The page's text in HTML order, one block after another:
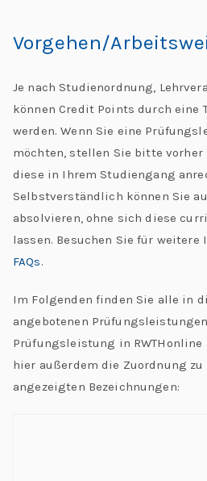
Vorgehen/
Je nach Studienordnung,
können Credit Points durch eine
werden. Wenn Sie eine
möchten, stellen Sie bitte vorher
diese in Ihrem Studiengang
Selbstverständlich können Sie
absolvieren, ohne sich diese
lassen. Besuchen Sie für weitere
FAQs.
Im Folgenden finden Sie alle in
angebotenen
Prüfungsleistung in RWTHonline
hier außerdem die Zuordnung zu
angezeigten Bezeichnungen: